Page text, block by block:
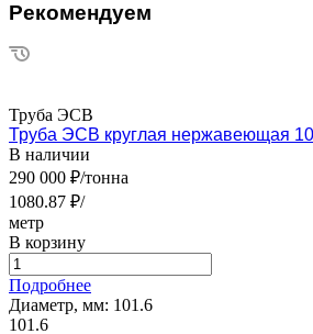
Рекомендуем
Труба ЭСВ
Труба ЭСВ круглая нержавеющая
В наличии
290 000 ₽/тонна
1080.87 ₽/
метр
В корзину
Подробнее
Диаметр, мм: 101.6
101.6